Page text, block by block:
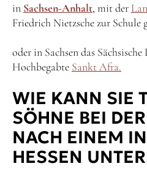
in Sachsen-Anhalt, mit der
Friedrich Nietzsche zur Schule
oder in Sachsen das
Hochbegabte Sankt Afra.
WIE KANN SIE
SÖHNE BEI
NACH EINEM
HESSEN